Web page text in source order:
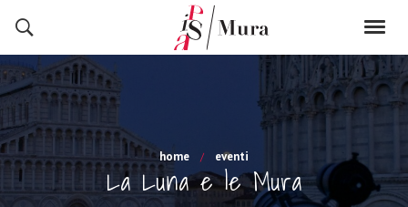
home eventi
La Luna e le Mura